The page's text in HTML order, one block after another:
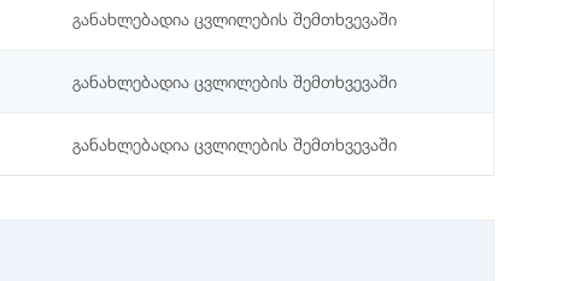
განახლებადია ცვლილების შემთხვევაში
განახლებადია ცვლილების შემთხვევაში
განახლებადია ცვლილების შემთხვევაში